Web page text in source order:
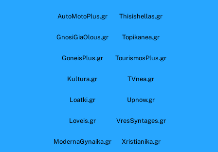
AutoMotoPlus.gr Thisishellas.gr
GnosiGiaOlous.gr Topikanea.gr
GoneisPlus.gr TourismosPlus.gr
Kultura.gr TVnea.gr
Loatki.gr Upnow.gr
Loveis.gr VresSyntages.gr
ModernaGynaika.gr Xristianika.gr